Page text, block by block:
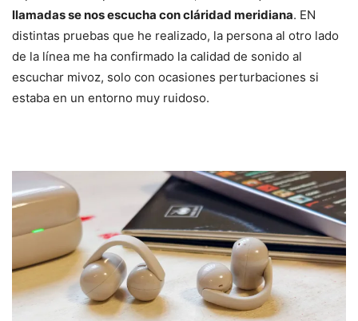
llamadas se nos escucha con cláridad meridiana. EN
distintas pruebas que he realizado, la persona al otro lado
de la línea me ha confirmado la calidad de sonido al
escuchar mivoz, solo con ocasiones perturbaciones si
estaba en un entorno muy ruidoso.